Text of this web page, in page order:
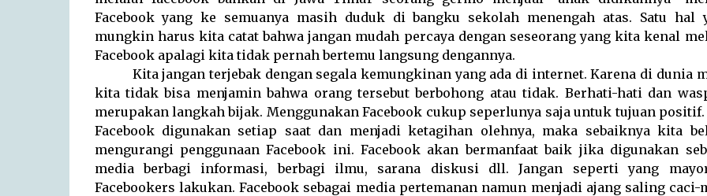
Facebook yang ke semuanya masih duduk di bangku sekolah menengah atas. Satu hal
mungkin harus kita catat bahwa jangan mudah percaya dengan seseorang yang kita kenal
Facebook apalagi kita tidak pernah bertemu langsung dengannya.
Kita jangan terjebak dengan segala kemungkinan yang ada di internet. Karena di dunia
kita tidak bisa menjamin bahwa orang tersebut berbohong atau tidak. Berhati-hati dan
merupakan langkah bijak. Menggunakan Facebook cukup seperlunya saja untuk tujuan positif.
Facebook digunakan setiap saat dan menjadi ketagihan olehnya, maka sebaiknya kita
mengurangi penggunaan Facebook ini. Facebook akan bermanfaat baik jika digunakan
media berbagi informasi, berbagi ilmu, sarana diskusi dll. Jangan seperti yang
Facebookers lakukan. Facebook sebagai media pertemanan namun menjadi ajang saling caci-